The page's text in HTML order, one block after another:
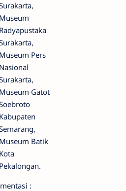
Museum
Radyapustaka
Museum Pers
Nasional
Museum Gatot
Kabupaten
Museum Batik
Kota
Pekalongan.
: